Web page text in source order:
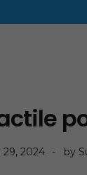
2024 by